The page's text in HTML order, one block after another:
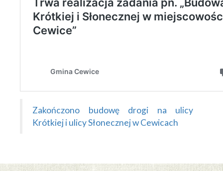
Zakończono budowę drogi na ulicy
Krótkiej i ulicy Słonecznej w Cewicach